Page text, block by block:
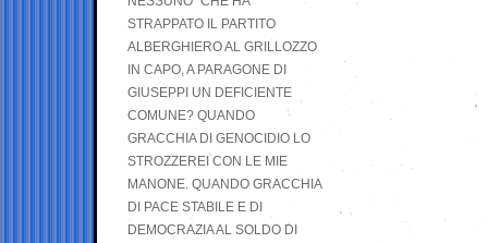
STRAPPATO IL PARTITO
ALBERGHIERO AL GRILLOZZO
IN CAPO, A PARAGONE DI
GIUSEPPI UN DEFICIENTE
COMUNE? QUANDO
GRACCHIA DI GENOCIDIO LO
STROZZEREI CON LE MIE
MANONE. QUANDO GRACCHIA
DI PACE STABILE E DI
DEMOCRAZIA AL SOLDO DI